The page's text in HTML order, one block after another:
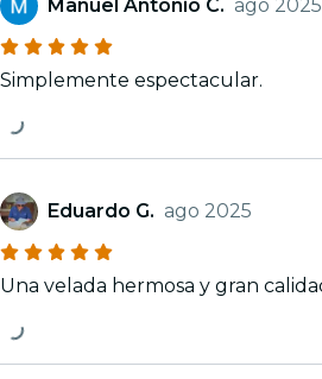
Manuel Antonio C. ago 2025
Simplemente espectacular.
Eduardo G. ago 2025